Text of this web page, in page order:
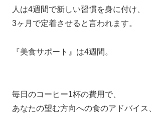
人は4週間で新しい習慣を身に付け、
3ヶ月で定着させると言われます。
『美食サポート』は4週間。
毎日のコーヒー1杯の費用で、
あなたの望む方向への食のアドバイス、